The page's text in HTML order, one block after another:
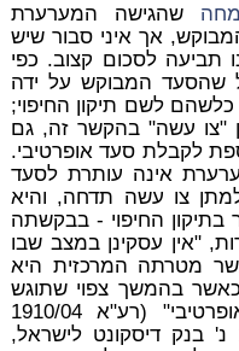
שהגישה המערערת
אך איני סבור שיש
תביעה לסכום קצוב. כפי
שהסעד המבוקש על ידה
לשם תיקון החיפוי;
"צו עשה" בהקשר זה, גם
לקבלת סעד אופרטיבי.
אינה עותרת לסעד
צו עשה תדחה, והיא
החיפוי - בבקשתה
"אין עסקינן במצב שבו
מטרתה המרכזית היא
בהמשך צפוי שתוגש
נה נוספת, הפעם לסעד אופרטיבי" (רע"א 1910/04
נ' בנק דיסקונט לישראל,